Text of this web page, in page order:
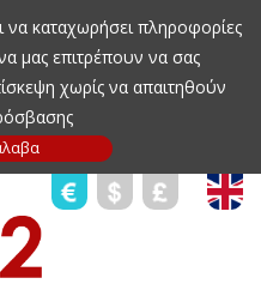
να καταχωρήσει πληροφορίες
μας επιτρέπουν να σας
χωρίς να απαιτηθούν